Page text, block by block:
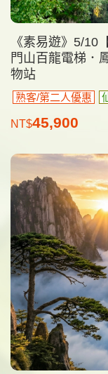
《素易遊》5/10
門山百龍電梯．
物站
熟客/第二人優惠
NT$45,900